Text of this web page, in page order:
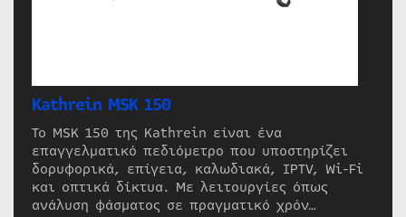
Kathrein MSK 150
Το MSK 150 της Kathrein είναι ένα
επαγγελματικό πεδιόμετρο που υποστηρίζει
δορυφορικά, επίγεια, καλωδιακά, IPTV, Wi-Fi
και οπτικά δίκτυα. Με λειτουργίες όπως
ανάλυση φάσματος σε πραγματικό χρόν…